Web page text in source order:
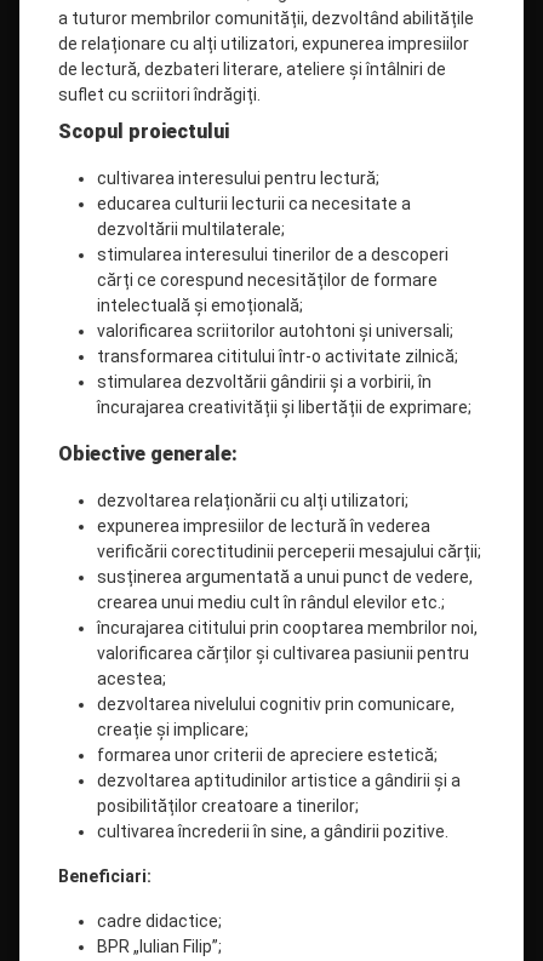
a tuturor membrilor comunității, dezvoltând abilitățile
de relaționare cu alți utilizatori, expunerea impresiilor
de lectură, dezbateri literare, ateliere și întâlniri de
suflet cu scriitori îndrăgiți.
Scopul proiectului
cultivarea interesului pentru lectură;
educarea culturii lecturii ca necesitate a
dezvoltării multilaterale;
stimularea interesului tinerilor de a descoperi
cărți ce corespund necesităților de formare
intelectuală și emoțională;
valorificarea scriitorilor autohtoni și universali;
transformarea cititului într-o activitate zilnică;
stimularea dezvoltării gândirii și a vorbirii, în
încurajarea creativității și libertății de exprimare;
Obiective generale:
dezvoltarea relaționării cu alți utilizatori;
expunerea impresiilor de lectură în vederea
verificării corectitudinii perceperii mesajului cărții;
susținerea argumentată a unui punct de vedere,
crearea unui mediu cult în rândul elevilor etc.;
încurajarea cititului prin cooptarea membrilor noi,
valorificarea cărților și cultivarea pasiunii pentru
acestea;
dezvoltarea nivelului cognitiv prin comunicare,
creație și implicare;
formarea unor criterii de apreciere estetică;
dezvoltarea aptitudinilor artistice a gândirii și a
posibilităților creatoare a tinerilor;
cultivarea încrederii în sine, a gândirii pozitive.
Beneficiari:
cadre didactice;
BPR „Iulian Filip”;